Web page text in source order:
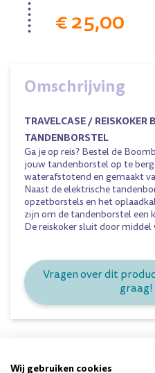
€ 25,00
Omschrijving
TRAVELCASE / REISKOKER
TANDENBORSTEL
Ga je op reis? Bestel de
jouw tandenborstel op te
waterafstotend en gemaakt
Naast de elektrische
opzetborstels en het
zijn om de tandenborstel een
De reiskoker sluit door
Vragen over dit
graag!
Wij gebruiken cookies